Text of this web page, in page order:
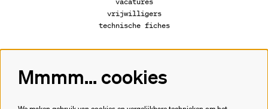
vrijwilligers
technische fiches
Volg ons
Mmmm... cookies